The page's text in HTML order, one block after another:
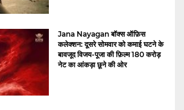
Jana Nayagan बॉक्स ऑफ़िस
कलेक्शन: दूसरे सोमवार को कमाई घटने के
बावजूद विजय-पूजा की फ़िल्म 180 करोड़
नेट का आंकड़ा छूने की ओर